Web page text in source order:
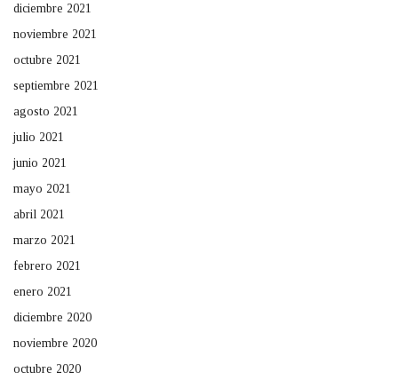
diciembre 2021
noviembre 2021
octubre 2021
septiembre 2021
agosto 2021
julio 2021
junio 2021
mayo 2021
abril 2021
marzo 2021
febrero 2021
enero 2021
diciembre 2020
noviembre 2020
octubre 2020